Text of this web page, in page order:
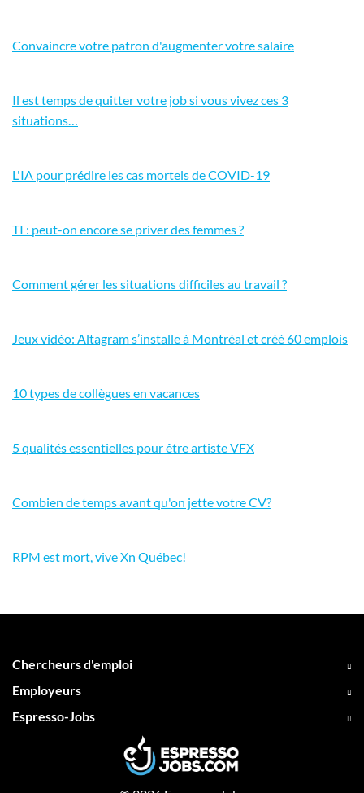
Convaincre votre patron d'augmenter votre salaire
Il est temps de quitter votre job si vous vivez ces 3
situations…
L'IA pour prédire les cas mortels de COVID-19
TI : peut-on encore se priver des femmes ?
Comment gérer les situations difficiles au travail ?
Jeux vidéo: Altagram s’installe à Montréal et créé 60 emplois
10 types de collègues en vacances
5 qualités essentielles pour être artiste VFX
Combien de temps avant qu'on jette votre CV?
RPM est mort, vive Xn Québec!
Chercheurs d'emploi
Employeurs
Espresso-Jobs